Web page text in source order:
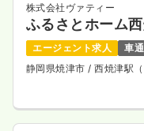
株式会社ヴァティー
ふるさとホーム
エージェント求人
車
静岡県焼津市/ 西焼津駅